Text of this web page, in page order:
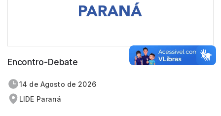
Encontro-Debate
14 de agosto de 2026
LIDE Paraná